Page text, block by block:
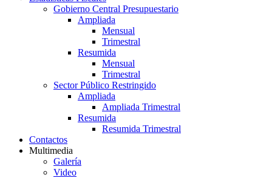
Gobierno Central Presupuestario
Ampliada
Mensual
Trimestral
Resumida
Mensual
Trimestral
Sector Público Restringido
Ampliada
Ampliada Trimestral
Resumida
Resumida Trimestral
Contactos
Multimedia
Galería
Video